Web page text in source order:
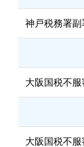
神戸税務署副
大阪国税不
大阪国税不